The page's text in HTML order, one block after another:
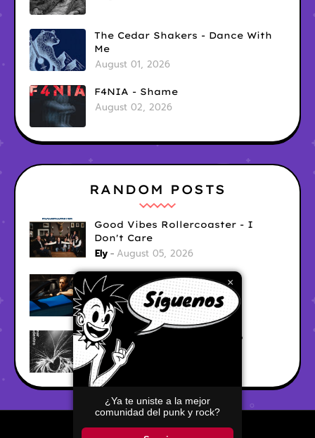
×
¿Ya te uniste a la mejor
comunidad del punk y rock?
The Cedar Shakers - Dance With
Me
August 01, 2026
F4NIA - Shame
August 02, 2026
RANDOM POSTS
Good Vibes Rollercoaster - I
Don't Care
Ely August 05, 2026
Hyperwulf - FaceTime
Ely August 04, 2026
BARRACÜDA - Mar Adentro
Ely August 04, 2026